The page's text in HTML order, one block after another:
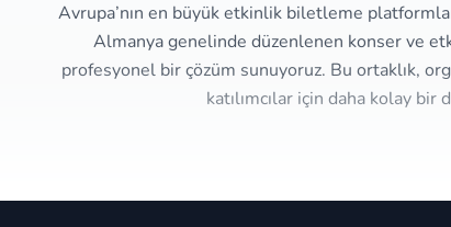
Avrupa’nın en büyük etkinlik biletleme
Almanya genelinde düzenlenen konser ve
profesyonel bir çözüm sunuyoruz. Bu ortaklık,
katılımcılar için daha kolay